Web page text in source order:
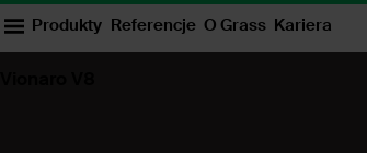
Produkty Referencje O Grass Kariera